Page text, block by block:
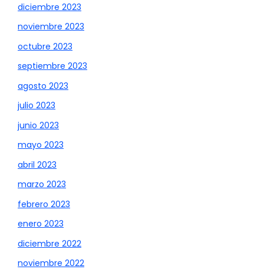
diciembre 2023
noviembre 2023
octubre 2023
septiembre 2023
agosto 2023
julio 2023
junio 2023
mayo 2023
abril 2023
marzo 2023
febrero 2023
enero 2023
diciembre 2022
noviembre 2022